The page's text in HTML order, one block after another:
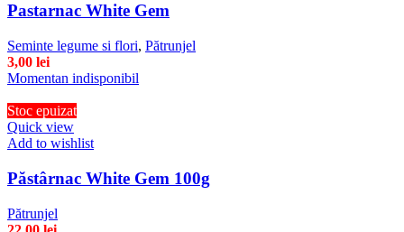
Pastarnac White Gem
Seminte legume si flori, Pătrunjel
3,00 lei
Momentan indisponibil
Stoc epuizat
Quick view
Add to wishlist
Păstârnac White Gem 100g
Pătrunjel